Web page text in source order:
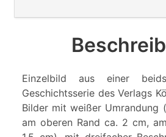
Einzelbild aus einer
Geschichtsserie des Verlags
Bilder mit weißer Umrandung
am oberen Rand ca. 2 cm,